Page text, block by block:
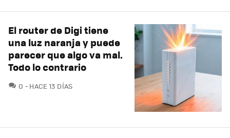
El router de Digi tiene
una luz naranja y puede
parecer que algo va mal.
Todo lo contrario
0 COMENTARIOS
HACE 13 DÍAS